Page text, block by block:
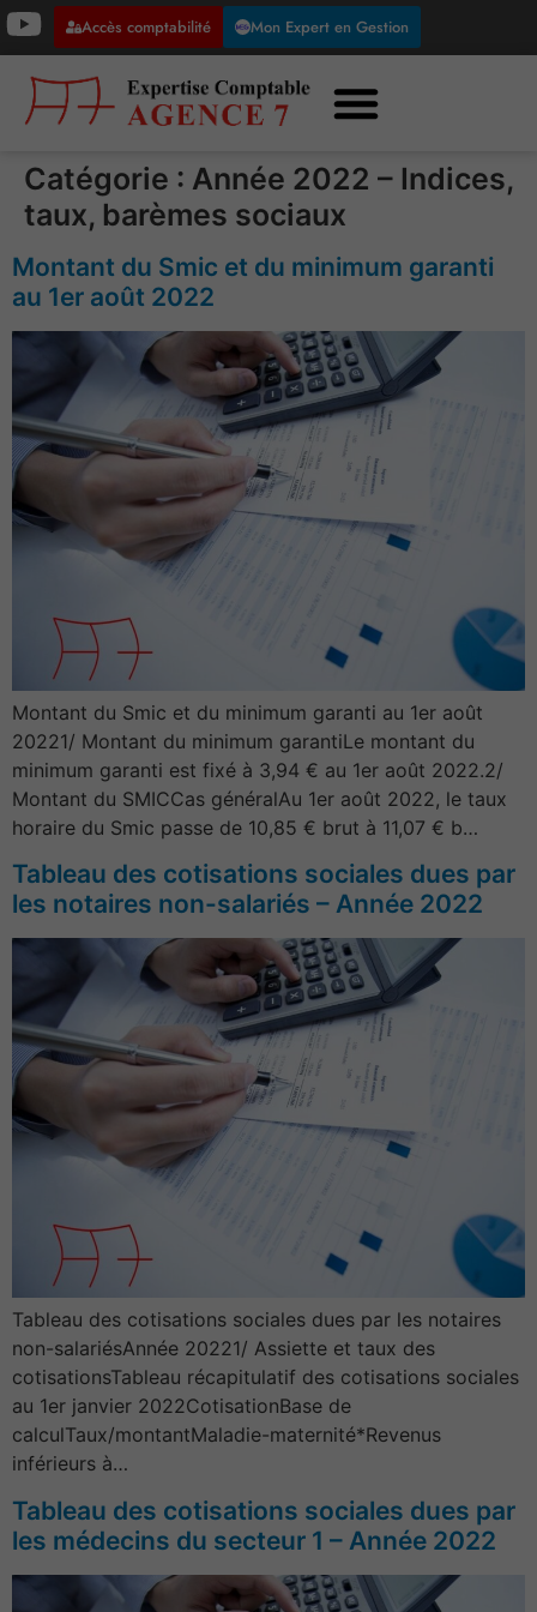
Accès comptabilité Mon Expert en Gestion
Catégorie : Année 2022 – Indices,
taux, barèmes sociaux
Montant du Smic et du minimum garanti
au 1er août 2022
Montant du Smic et du minimum garanti au 1er août
20221/ Montant du minimum garantiLe montant du
minimum garanti est fixé à 3,94 € au 1er août 2022.2/
Montant du SMICCas généralAu 1er août 2022, le taux
horaire du Smic passe de 10,85 € brut à 11,07 € b…
Tableau des cotisations sociales dues par
les notaires non-salariés – Année 2022
Tableau des cotisations sociales dues par les notaires
non-salariésAnnée 20221/ Assiette et taux des
cotisationsTableau récapitulatif des cotisations sociales
au 1er janvier 2022CotisationBase de
calculTaux/montantMaladie-maternité*Revenus
inférieurs à…
Tableau des cotisations sociales dues par
les médecins du secteur 1 – Année 2022